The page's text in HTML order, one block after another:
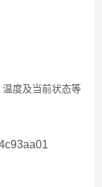
度及当前状态等